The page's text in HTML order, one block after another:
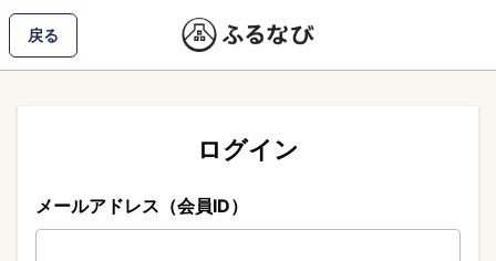
戻る
ログイン
メールアドレス（会員ID）